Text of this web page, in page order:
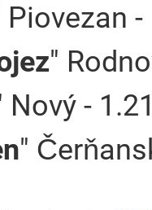
Piovezan -
"
Nový -
"